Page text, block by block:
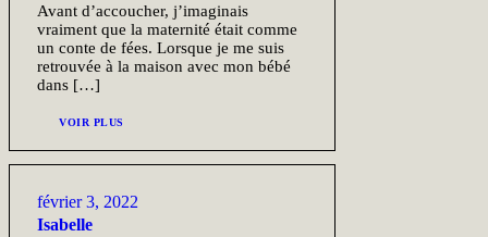
Avant d’accoucher, j’imaginais
vraiment que la maternité était comme
un conte de fées. Lorsque je me suis
retrouvée à la maison avec mon bébé
dans […]
VOIR PLUS
février 3, 2022
Isabelle